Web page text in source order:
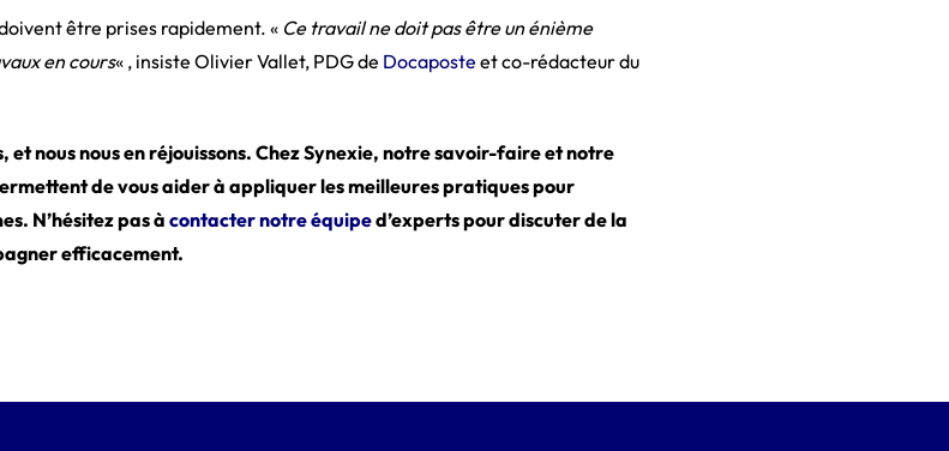
être prises rapidement. « Ce travail ne doit pas être un énième
en cours« , insiste Olivier Vallet, PDG de Docaposte et co-rédacteur du
nous nous en réjouissons. Chez Synexie, notre savoir-faire et notre
de vous aider à appliquer les meilleures pratiques pour
N’hésitez pas à contacter notre équiped’experts pour discuter de la
efficacement.